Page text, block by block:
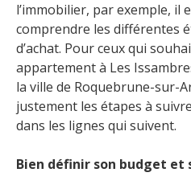
l’immobilier, par exemple, il
comprendre les différentes
d’achat. Pour ceux qui
appartement à Les
la ville de Roquebrune-sur-
justement les étapes à
dans les lignes qui suivent.
Bien définir son budget et